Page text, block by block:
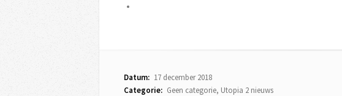
Datum: 17 december 2018
Categorie: Geen categorie, Utopia 2 nieuws